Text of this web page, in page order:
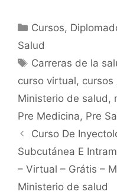
e
b
o
o
k
er l
Categorías
Cursos,
Salud
Etiquetas
Carreras de la
curso virtual, cursos
Ministerio de salud ,
Pre Medicina, Pre
Curso De
Subcutánea E
– Virtual – Grátis –
Ministerio de salud